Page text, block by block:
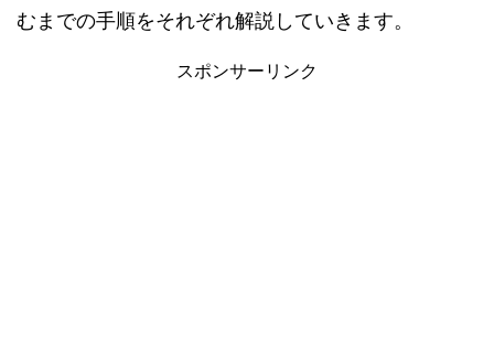
むまでの手順をそれぞれ解説していきます。
スポンサーリンク